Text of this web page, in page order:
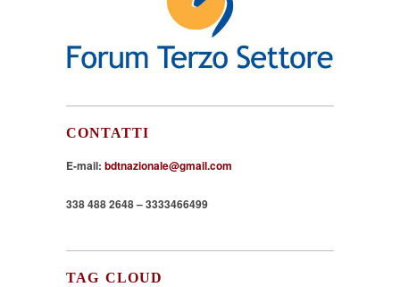
CONTATTI
E-mail: bdtnazionale@gmail.com
338 488 2648 – 3333466499
TAG CLOUD